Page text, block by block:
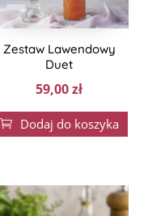
Zestaw Lawendowy
Duet
59,00zł
 Dodaj do koszyka